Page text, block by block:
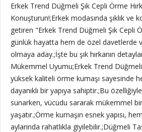
Erkek Trend Düğmeli Şık Cepli Örme
Konuşturun!;Erkek modasında şıklık ve
getiren "Erkek Trend Düğmeli Şık Cepli
günlük hayatta hem de özel davetlerde
olmaya aday.;İşte bu şık hırkanın
Mükemmel Uyumu;Erkek Trend Düğmeli
yüksek kaliteli örme kumaşı sayesinde
dayanıklı bir yapıya sahiptir.;Bu
sunarken, vücudu sararak mükemmel
yaşatır.;Örme kumaşın esnek yapısı,
aylarında rahatlıkla giyilebilir.;Düğmeli